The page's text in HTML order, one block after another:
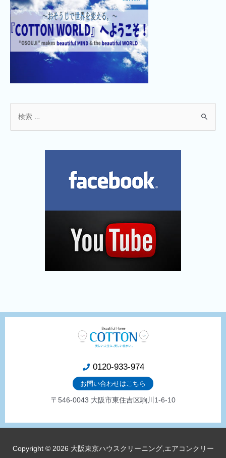
0120-933-974
お問い合わせはこちら
〒546-0043 大阪市東住吉区駒川1-6-10
Copyright © 2026 大阪東京ハウスクリーニング,エアコンクリー